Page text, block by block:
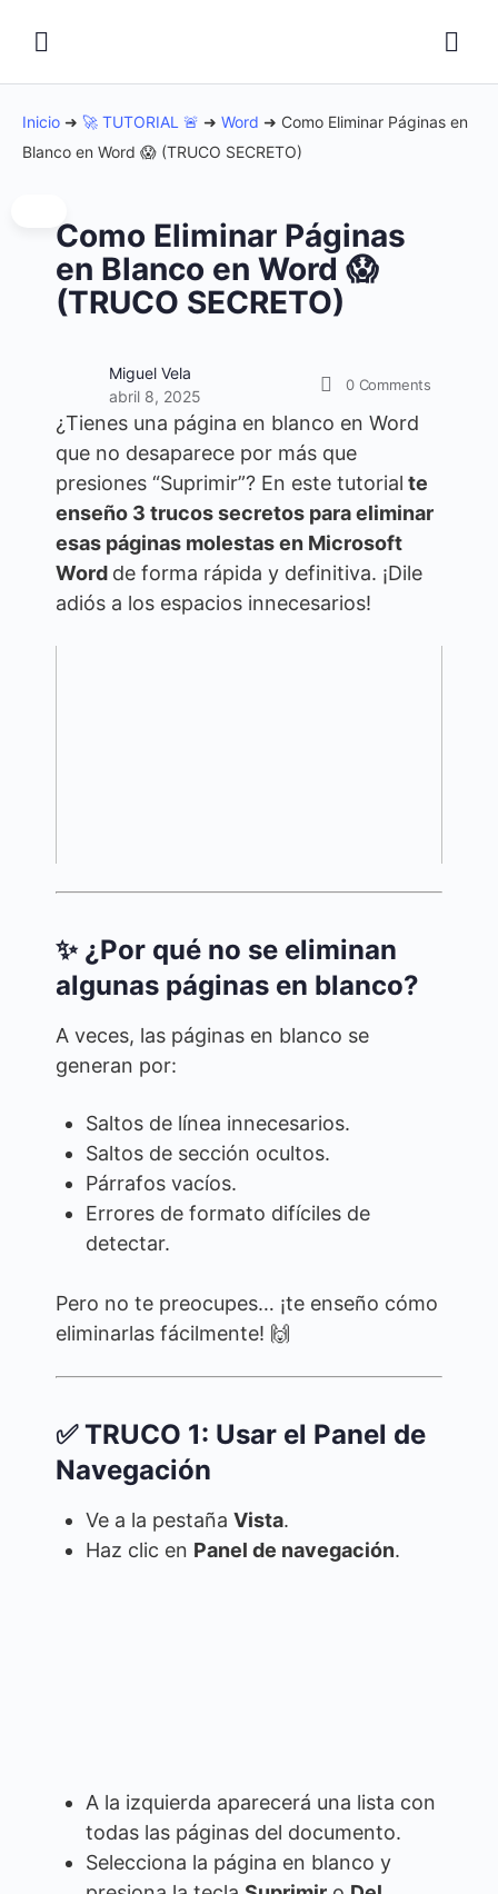
Inicio ➜ 🚀 TUTORIAL 🚨 ➜ Word ➜ Como Eliminar Páginas en
Blanco en Word 😱 (TRUCO SECRETO)
Como Eliminar Páginas
en Blanco en Word 😱
(TRUCO SECRETO)
Miguel Vela
abril 8, 2025
0 Comments
¿Tienes una página en blanco en Word
que no desaparece por más que
presiones “Suprimir”? En este tutorial te
enseño 3 trucos secretos para eliminar
esas páginas molestas en Microsoft
Word de forma rápida y definitiva. ¡Dile
adiós a los espacios innecesarios!
✨ ¿Por qué no se eliminan
algunas páginas en blanco?
A veces, las páginas en blanco se
generan por:
Saltos de línea innecesarios.
Saltos de sección ocultos.
Párrafos vacíos.
Errores de formato difíciles de
detectar.
Pero no te preocupes… ¡te enseño cómo
eliminarlas fácilmente! 🙌
✅ TRUCO 1: Usar el Panel de
Navegación
Ve a la pestaña Vista.
Haz clic en Panel de navegación.
A la izquierda aparecerá una lista con
todas las páginas del documento.
Selecciona la página en blanco y